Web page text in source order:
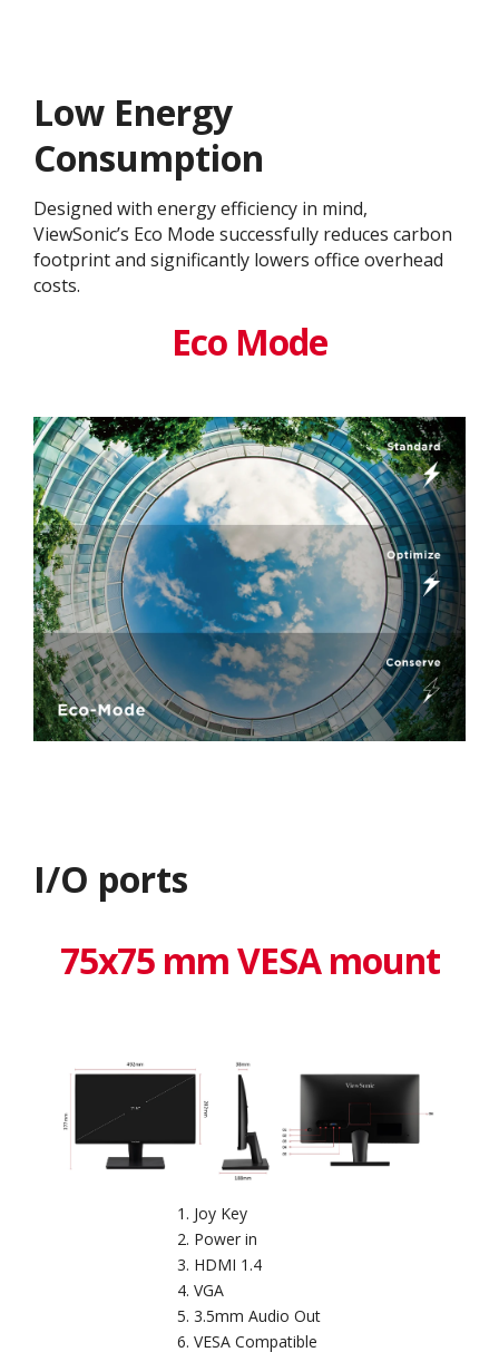
Low Energy
Consumption
Designed with energy efficiency in mind,
ViewSonic’s Eco Mode successfully reduces carbon
footprint and significantly lowers office overhead
costs.
Eco Mode
I/O ports
75x75 mm VESA mount
Joy Key
Power in
HDMI 1.4
VGA
3.5mm Audio Out
VESA Compatible